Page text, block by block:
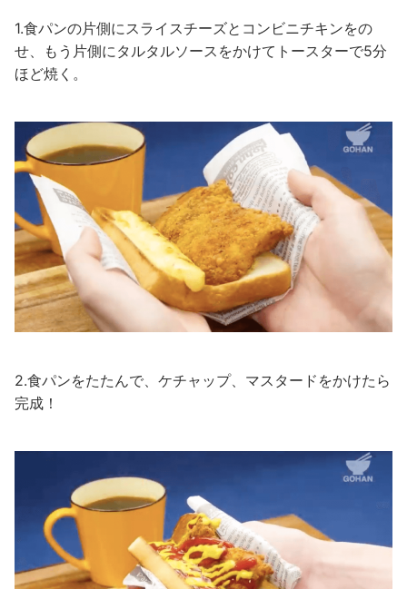
1.食パンの片側にスライスチーズとコンビニチキンをの
せ、もう片側にタルタルソースをかけてトースターで5分
ほど焼く。
2.食パンをたたんで、ケチャップ、マスタードをかけたら
完成！